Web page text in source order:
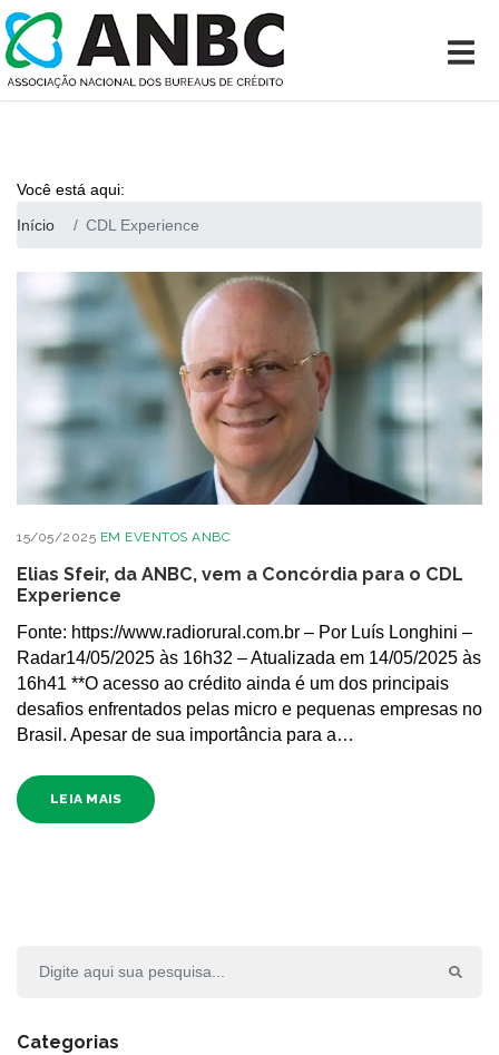
Você está aqui:
Início
CDL Experience
15/05/2025 EM EVENTOS ANBC
Elias Sfeir, da ANBC, vem a Concórdia para o CDL
Experience
Fonte: https://www.radiorural.com.br – Por Luís Longhini –
Radar14/05/2025 às 16h32 – Atualizada em 14/05/2025 às
16h41 **O acesso ao crédito ainda é um dos principais
desafios enfrentados pelas micro e pequenas empresas no
Brasil. Apesar de sua importância para a…
LEIA MAIS
Categorias